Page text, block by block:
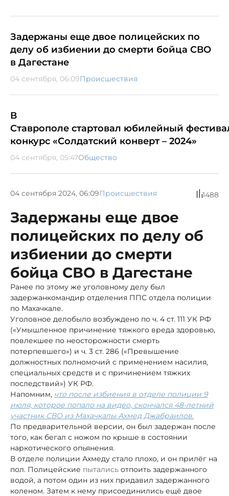
Задержаны еще двое полицейских по
делу об избиении до смерти бойца СВО
в Дагестане
04 сентября, 06:09Происшествия
В
Ставрополе стартовал юбилейный
конкурс «Солдатский конверт – 2024»
04 сентября, 05:47Общество
04 сентября 2024, 06:09Происшествия 1488
Задержаны еще двое
полицейских по делу об
избиении до смерти
бойца СВО в Дагестане
Ранее по этому же уголовному делу был
задержанкомандир отделения ППС отдела полиции
по Махачкале.
Уголовное делобыло возбуждено по ч. 4 ст. 111 УК РФ
(«Умышленное причинение тяжкого вреда здоровью,
повлекшее по неосторожности смерть
потерпевшего») и ч. 3 ст. 286 («Превышение
должностных полномочий с применением насилия,
специальных средств и с причинением тяжких
последствий») УК РФ.
Напомним, что после избиения в отделе полиции 9
июля, которое попало на видео, скончался 48-летний
участник СВО из Махачкалы Ахмед Джабраилов.
По предварительной версии, он был задержан после
того, как бегал с ножом по крыше в состоянии
наркотического опьянения.
В отделе полиции Ахмеду стало плохо, и он прилёг на
пол. Полицейские пытались отпоить задержанного
водой, а потом один из них придавил задержанного
коленом. Затем к нему присоединились ещё двое